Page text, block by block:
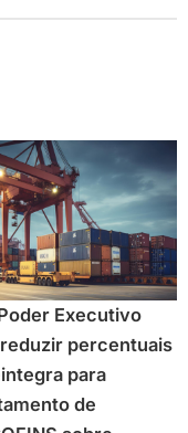
Executivo
percentuais
para
de